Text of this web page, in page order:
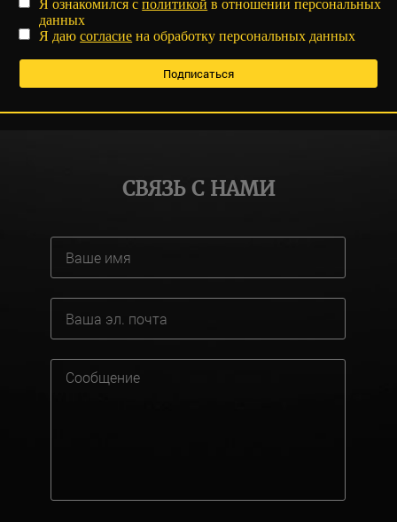
Я ознакомился сполитикой в отношении персональных
данных
Я даюсогласие на обработку персональных данных
СВЯЗЬ С НАМИ